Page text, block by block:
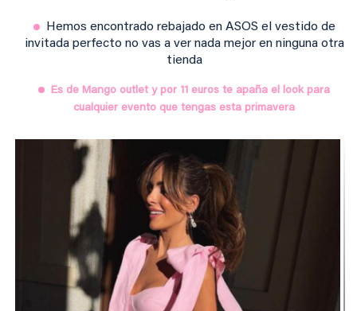
Hemos encontrado rebajado en ASOS el vestido de
invitada perfecto no vas a ver nada mejor en ninguna otra
tienda
Es de Mango outlet y por 11 euros te apaña el look para
cualquier evento que tengas esta primavera